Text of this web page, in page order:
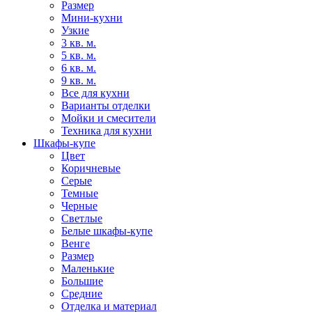
Размер
Мини-кухни
Узкие
3 кв. м.
5 кв. м.
6 кв. м.
9 кв. м.
Все для кухни
Варианты отделки
Мойки и смесители
Техника для кухни
Шкафы-купе
Цвет
Коричневые
Серые
Темные
Черные
Светлые
Белые шкафы-купе
Венге
Размер
Маленькие
Большие
Средние
Отделка и материал